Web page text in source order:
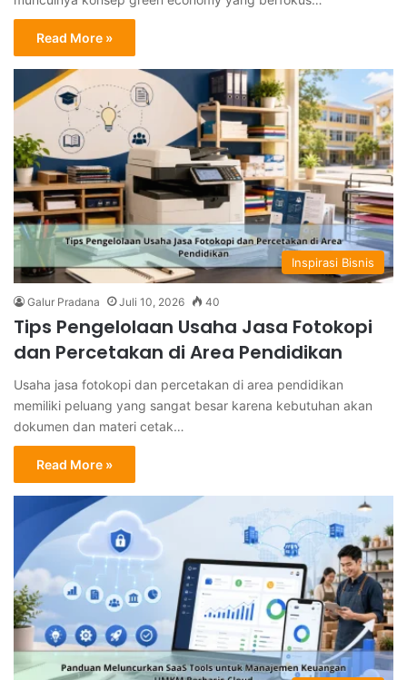
Read More »
Inspirasi Bisnis
Galur Pradana Juli 10, 2026 40
Tips Pengelolaan Usaha Jasa Fotokopi
dan Percetakan di Area Pendidikan
Usaha jasa fotokopi dan percetakan di area pendidikan
memiliki peluang yang sangat besar karena kebutuhan akan
dokumen dan materi cetak…
Read More »